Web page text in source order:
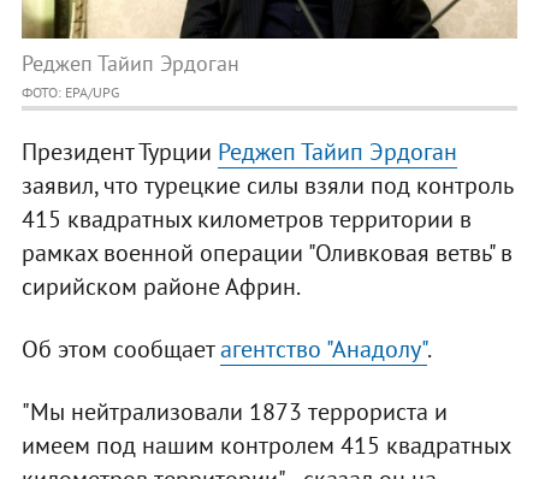
Реджеп Тайип Эрдоган
ФОТО: EPA/UPG
Президент Турции Реджеп Тайип Эрдоган
заявил, что турецкие силы взяли под контроль
415 квадратных километров территории в
рамках военной операции "Оливковая ветвь" в
сирийском районе Африн.
Об этом сообщаетагентство "Анадолу".
"Мы нейтрализовали 1873 террориста и
имеем под нашим контролем 415 квадратных